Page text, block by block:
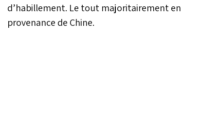
d’habillement. Le tout majoritairement en
provenance de Chine.